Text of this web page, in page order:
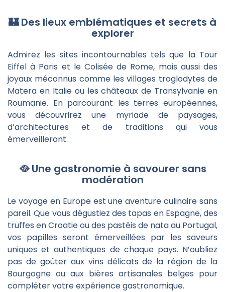
🏰 Des lieux emblématiques et secrets à
explorer
Admirez les sites incontournables tels que la Tour
Eiffel à Paris et le Colisée de Rome, mais aussi des
joyaux méconnus comme les villages troglodytes de
Matera en Italie ou les châteaux de Transylvanie en
Roumanie. En parcourant les terres européennes,
vous découvrirez une myriade de paysages,
d’architectures et de traditions qui vous
émerveilleront.
🥘 Une gastronomie à savourer sans
modération
Le voyage en Europe est une aventure culinaire sans
pareil. Que vous dégustiez des tapas en Espagne, des
truffes en Croatie ou des pastéis de nata au Portugal,
vos papilles seront émerveillées par les saveurs
uniques et authentiques de chaque pays. N’oubliez
pas de goûter aux vins délicats de la région de la
Bourgogne ou aux bières artisanales belges pour
compléter votre expérience gastronomique.